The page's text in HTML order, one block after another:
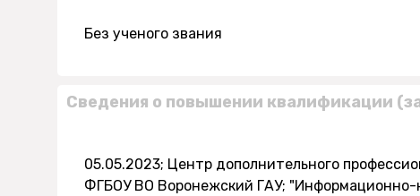
Без ученого звания
Сведения о повышении квалификации
05.05.2023; Центр дополнительного
ФГБОУ ВО Воронежский ГАУ; "Информационно-